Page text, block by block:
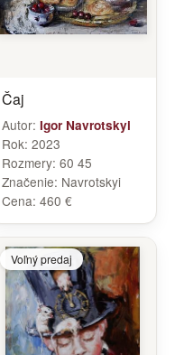
Čaj
Autor: Igor Navrotskyi
Rok: 2023
Rozmery: 60 45
Značenie: Navrotskyi
Cena: 460 €
Voľný predaj